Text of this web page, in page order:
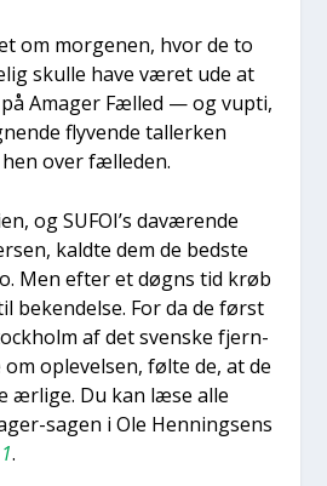
om mor­ge­nen, hvor de to
skul­le have været ude at
Ama­ger Fæl­led — og vup­ti,
fly­ven­de tal­ler­ken
over fæl­leden.
og SUFOI’s davæ­ren­de
kald­te dem de bed­ste
Men efter et døgns tid krøb
beken­del­se. For da de først
af det sven­ske fjern­
ople­vel­sen, føl­te de, at de
ærli­ge. Du kan læse alle
sagen i Ole Hen­nings­ens
.